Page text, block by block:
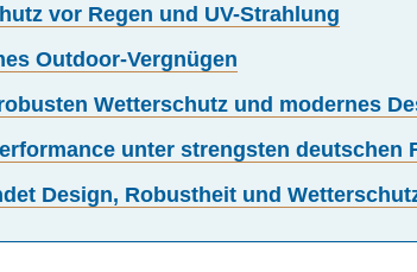
vor Regen und UV-Strahlung
Outdoor-Vergnügen
Wetterschutz und modernes
unter strengsten deutschen
Design, Robustheit und